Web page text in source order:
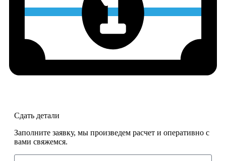
Сдать детали
Заполните заявку, мы произведем расчет и оперативно с
вами свяжемся.